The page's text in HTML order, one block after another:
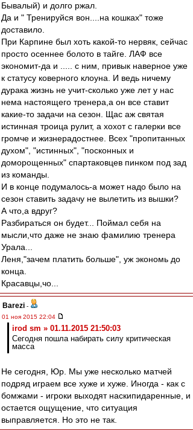
Бывалый) и долго ржал.
Да и " Тренируйся вон....на кошках" тоже
доставило.
При Карпине был хоть какой-то нервяк, сейчас
просто осеннее болото в тайге. ЛАФ все
экономит-да и ..... с ним, привык наверное уже
к статусу коверного клоуна. И ведь ничему
дурака жизнь не учит-сколько уже лет у нас
нема настоящего тренера,а он все ставит
какие-то задачи на сезон. Щас аж святая
истинная троица рулит, а хохот с галерки все
громче и жизнерадостнее. Всех "пропитанных
духом", "истинных", "посконных и
доморощенных" спартаковцев пинком под зад
из команды.
И в конце подумалось-а может надо было на
сезон ставить задачу не вылетить из вышки?
А что,а вдруг?
Разбираться он будет... Поймал себя на
мысли,что даже не знаю фамилию тренера
Урала...
Леня,"зачем платить больше", уж экономь до
конца.
Красавцы,чо...
Barezi -
01 ноя 2015 22:04
irod sm » 01.11.2015 21:50:03
Сегодня пошла набирать силу критическая
масса
Не сегодня, Юр. Мы уже несколько матчей
подряд играем все хуже и хуже. Иногда - как с
бомжами - игроки выходят наскипидаренные, и
остается ощущение, что ситуация
выправляется. Но это не так.